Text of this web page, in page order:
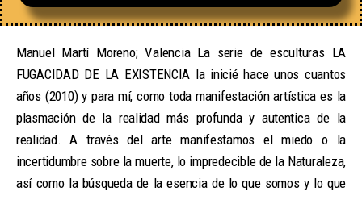
Manuel Martí Moreno; Valencia La serie de esculturas LA
FUGACIDAD DE LA EXISTENCIA la inicié hace unos cuantos
años (2010) y para mí, como toda manifestación artística es la
plasmación de la realidad más profunda y autentica de la
realidad. A través del arte manifestamos el miedo o la
incertidumbre sobre la muerte, lo impredecible de la Naturaleza,
así como la búsqueda de la esencia de lo que somos y lo que